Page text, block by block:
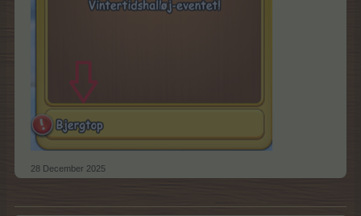
28 December 2025